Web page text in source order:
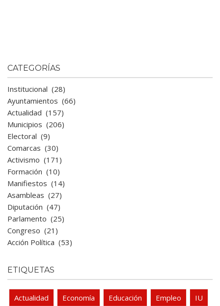
CATEGORÍAS
Institucional (28)
Ayuntamientos (66)
Actualidad (157)
Municipios (206)
Electoral (9)
Comarcas (30)
Activismo (171)
Formación (10)
Manifiestos (14)
Asambleas (27)
Diputación (47)
Parlamento (25)
Congreso (21)
Acción Política (53)
ETIQUETAS
Actualidad Economía Educación Empleo IU